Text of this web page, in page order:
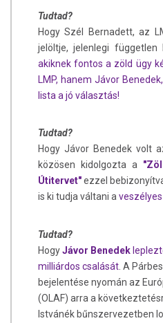
Tudtad?
Hogy Szél Bernadett, az
jelöltje, jelenlegi független
akiknek fontos a zöld ügy
LMP, hanem Jávor
lista a jó választás!
Tudtad?
Hogy Jávor Benedek volt
közösen kidolgozta a
Útitervet"ezzel
is ki tudja váltani a
Tudtad?
HogyJávor Benedek
milliárdos csalását. A
bejelentése nyomán az
(OLAF) arra a
Istvánék bűnszervezetben